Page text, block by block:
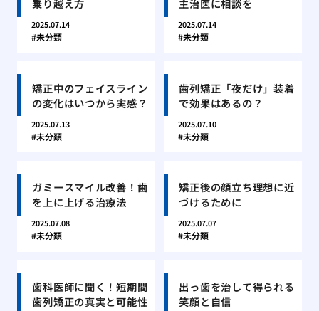
乗り越え方
2025.07.14
未分類
主治医に相談を
2025.07.14
未分類
矯正中のフェイスライン
の変化はいつから実感？
2025.07.13
未分類
歯列矯正「夜だけ」装着
で効果はあるの？
2025.07.10
未分類
ガミースマイル改善！歯
を上に上げる治療法
2025.07.08
未分類
矯正後の顔立ち理想に近
づけるために
2025.07.07
未分類
歯科医師に聞く！短期間
歯列矯正の真実と可能性
出っ歯を治して得られる
笑顔と自信